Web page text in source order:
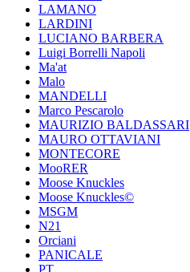
LAMANO
LARDINI
LUCIANO BARBERA
Luigi Borrelli Napoli
Ma'at
Malo
MANDELLI
Marco Pescarolo
MAURIZIO BALDASSARI
MAURO OTTAVIANI
MONTECORE
MooRER
Moose Knuckles
Moose Knuckles©️
MSGM
N21
Orciani
PANICALE
PT